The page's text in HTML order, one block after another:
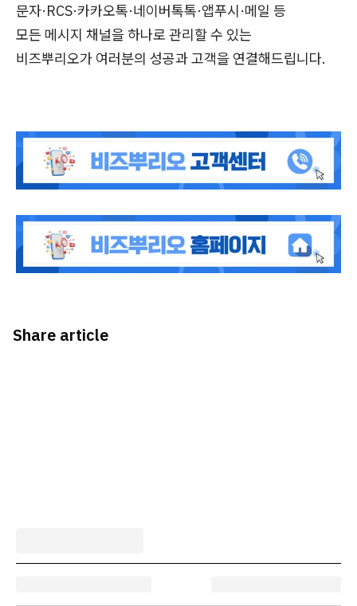
문자·RCS·카카오톡·네이버톡톡·앱푸시·메일 등
모든 메시지 채널을 하나로 관리할 수 있는
비즈뿌리오가 여러분의 성공과 고객을 연결해드립니다.
Share article